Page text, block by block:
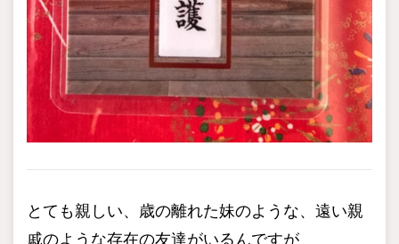
とても親しい、歳の離れた妹のような、遠い親
戚のような存在の友達がいるんですが